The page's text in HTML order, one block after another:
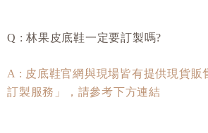
Q : 林果皮底鞋一定要訂製嗎?
A : 皮底鞋官網與現場皆有提供現貨販
訂製服務」，請參考下方連結